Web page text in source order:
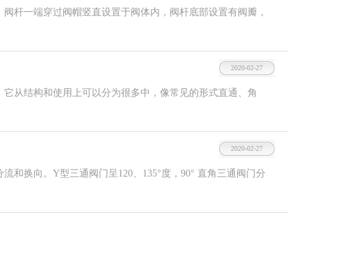
一端穿过阀帽竖直设置于阀体内，阀杆底部设置有阀瓣，
2020-02-27
结构和使用上可以分为很多中，像常见的形式直通、角
2020-02-27
换向。Y型三通阀门呈120、135°度，90° 直角三通阀门分